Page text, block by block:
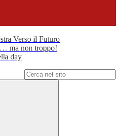
Verso il Futuro
ma non troppo!
day